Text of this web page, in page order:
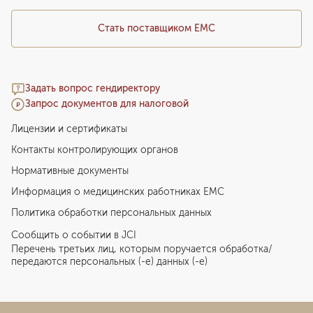
Стать поставщиком ЕМС
Задать вопрос гендиректору
Запрос документов для налоговой
Лицензии и сертификаты
Контакты контролирующих органов
Нормативные документы
Информация о медицинских работниках EMC
Политика обработки персональных данных
Сообщить о событии в JCI
Перечень третьих лиц, которым поручается обработка/
передаются персональных (-е) данных (-е)